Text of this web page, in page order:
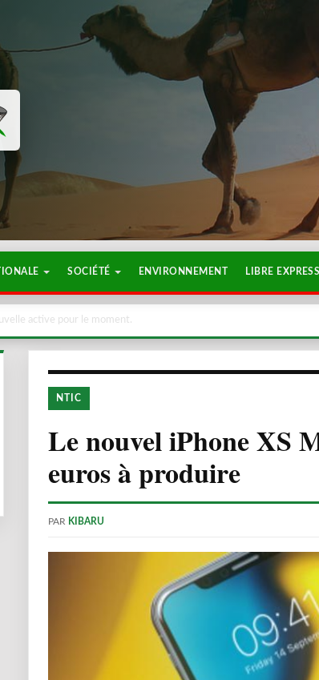
SOCIÉTÉ ENVIRONNEMENT LIBRE
active pour le moment.
NTIC
Le nouvel iPhone XS
euros à produire
PAR KIBARU